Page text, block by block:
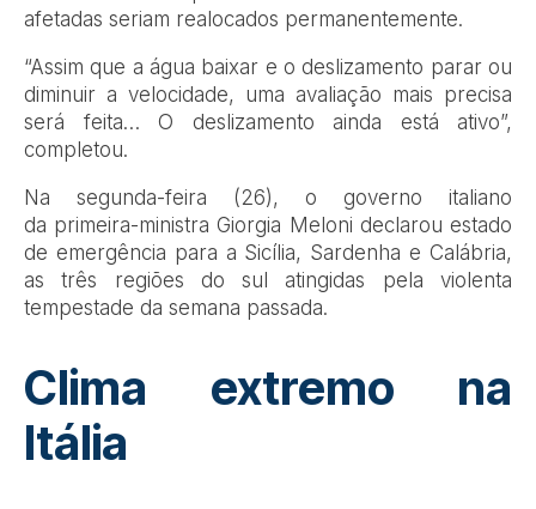
afetadas seriam realocados permanentemente.
“Assim que a água baixar e o deslizamento parar ou
diminuir a velocidade, uma avaliação mais precisa
será feita… O deslizamento ainda está ativo”,
completou.
Na segunda-feira (26), o governo italiano
da primeira-ministra Giorgia Meloni declarou estado
de emergência para a Sicília, Sardenha e Calábria,
as três regiões do sul atingidas pela violenta
tempestade da semana passada.
Clima extremo na
Itália